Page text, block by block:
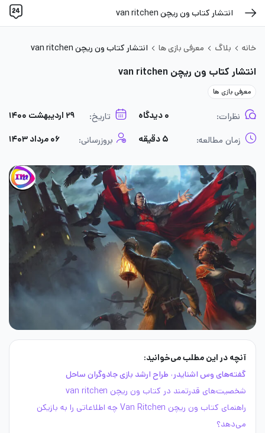
انتشار کتاب ون ریچن van ritchen
خانه بلاگ معرفی بازی ها انتشار کتاب ون ریچن van ritchen
انتشار کتاب ون ریچن van ritchen
معرفی بازی ها
نظرات: ۰ دیدگاه تاریخ: ۲۹ اردیبهشت ۱۴۰۰
زمان مطالعه: ۵ دقیقه بروزرسانی: ۰۶ مرداد ۱۴۰۳
آنچه در این مطلب می‌خوانید:
گفته‌های وس اشنایدر˓ طراح ارشد بازی جادوگران ساحل
شخصیت‌های قدرتمند در کتاب ون ریچن van ritchen
راهنمای کتاب ون ریچن Van Ritchen چه اطلاعاتی را به بازیکن
می‌دهد؟